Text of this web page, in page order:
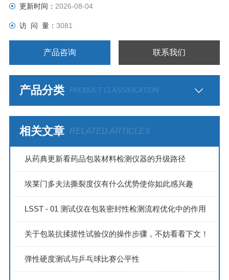
更新时间： 2026-08-04
访 问 量： 3081
产品咨询 联系我们
产品分类 PRODUCT CLASSIFICATION
相关文章 RELATED ARTICLES
从药典更新看药品包装材料检测仪器的升级路径
埃莱门多夫法撕裂度仪有什么优势使你如此感兴趣
LSST - 01 测试仪在包装密封性检测流程优化中的作用
关于包装抗揉搓性试验仪的操作步骤，不妨看看下文！
弹性硬度测试与乒乓球比赛公平性